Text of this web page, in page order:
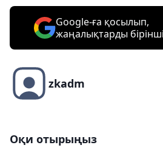
Google-ға қосылып,
жаңалықтарды
zkadm
Оқи отырыңыз